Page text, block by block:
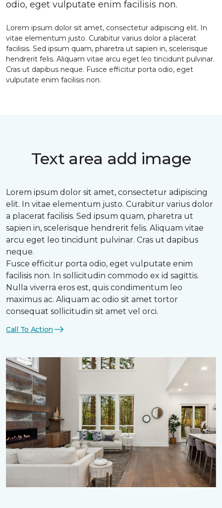
odio, eget vulputate enim facilisis non.
Lorem ipsum dolor sit amet, consectetur adipiscing elit. In
vitae elementum justo. Curabitur varius dolor a placerat
facilisis. Sed ipsum quam, pharetra ut sapien in, scelerisque
hendrerit felis. Aliquam vitae arcu eget leo tincidunt pulvinar.
Cras ut dapibus neque. Fusce efficitur porta odio, eget
vulputate enim facilisis non.
Text area add image
Lorem ipsum dolor sit amet, consectetur adipiscing
elit. In vitae elementum justo. Curabitur varius dolor
a placerat facilisis. Sed ipsum quam, pharetra ut
sapien in, scelerisque hendrerit felis. Aliquam vitae
arcu eget leo tincidunt pulvinar. Cras ut dapibus
neque.
Fusce efficitur porta odio, eget vulputate enim
facilisis non. In sollicitudin commodo ex id sagittis.
Nulla viverra eros est, quis condimentum leo
maximus ac. Aliquam ac odio sit amet tortor
consequat sollicitudin sit amet vel orci.
Call To Action